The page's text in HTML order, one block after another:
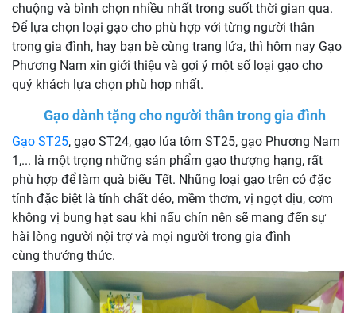
chuộng và bình chọn nhiều nhất trong suốt thời gian qua.
Để lựa chọn loại gạo cho phù hợp với từng người thân
trong gia đình, hay bạn bè cùng trang lứa, thì hôm nay Gạo
Phương Nam xin giới thiệu và gợi ý một số loại gạo cho
quý khách lựa chọn phù hợp nhất.
Gạo dành tặng cho người thân trong gia đình
Gạo ST25, gạo ST24, gạo lúa tôm ST25, gạo Phương Nam
1,... là một trọng những sản phẩm gạo thượng hạng, rất
phù hợp để làm quà biếu Tết. Nhũng loại gạo trên có đặc
tính đặc biệt là tính chất dẻo, mềm thơm, vị ngọt dịu, cơm
không vị bung hạt sau khi nấu chín nên sẽ mang đến sự
hài lòng người nội trợ và mọi người trong gia đình
cùng thưởng thức.